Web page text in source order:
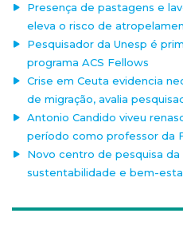
Presença de pastagens e
eleva o risco de
Pesquisador da Unesp é
programa ACS Fellows
Crise em Ceuta evidencia
de migração, avalia
Antonio Candido viveu
período como professor da
Novo centro de pesquisa da
sustentabilidade e bem-